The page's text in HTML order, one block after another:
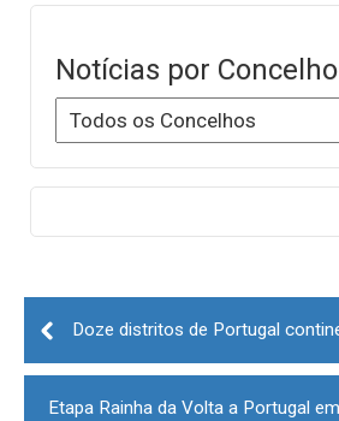
Notícias por Concelho
Post
navigation